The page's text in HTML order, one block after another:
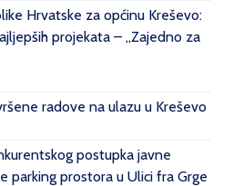
Hrvatske za općinu Kreševo:
projekata – „Zajedno za
radove na ulazu u Kreševo
postupka javne
parking prostora u Ulici fra Grge